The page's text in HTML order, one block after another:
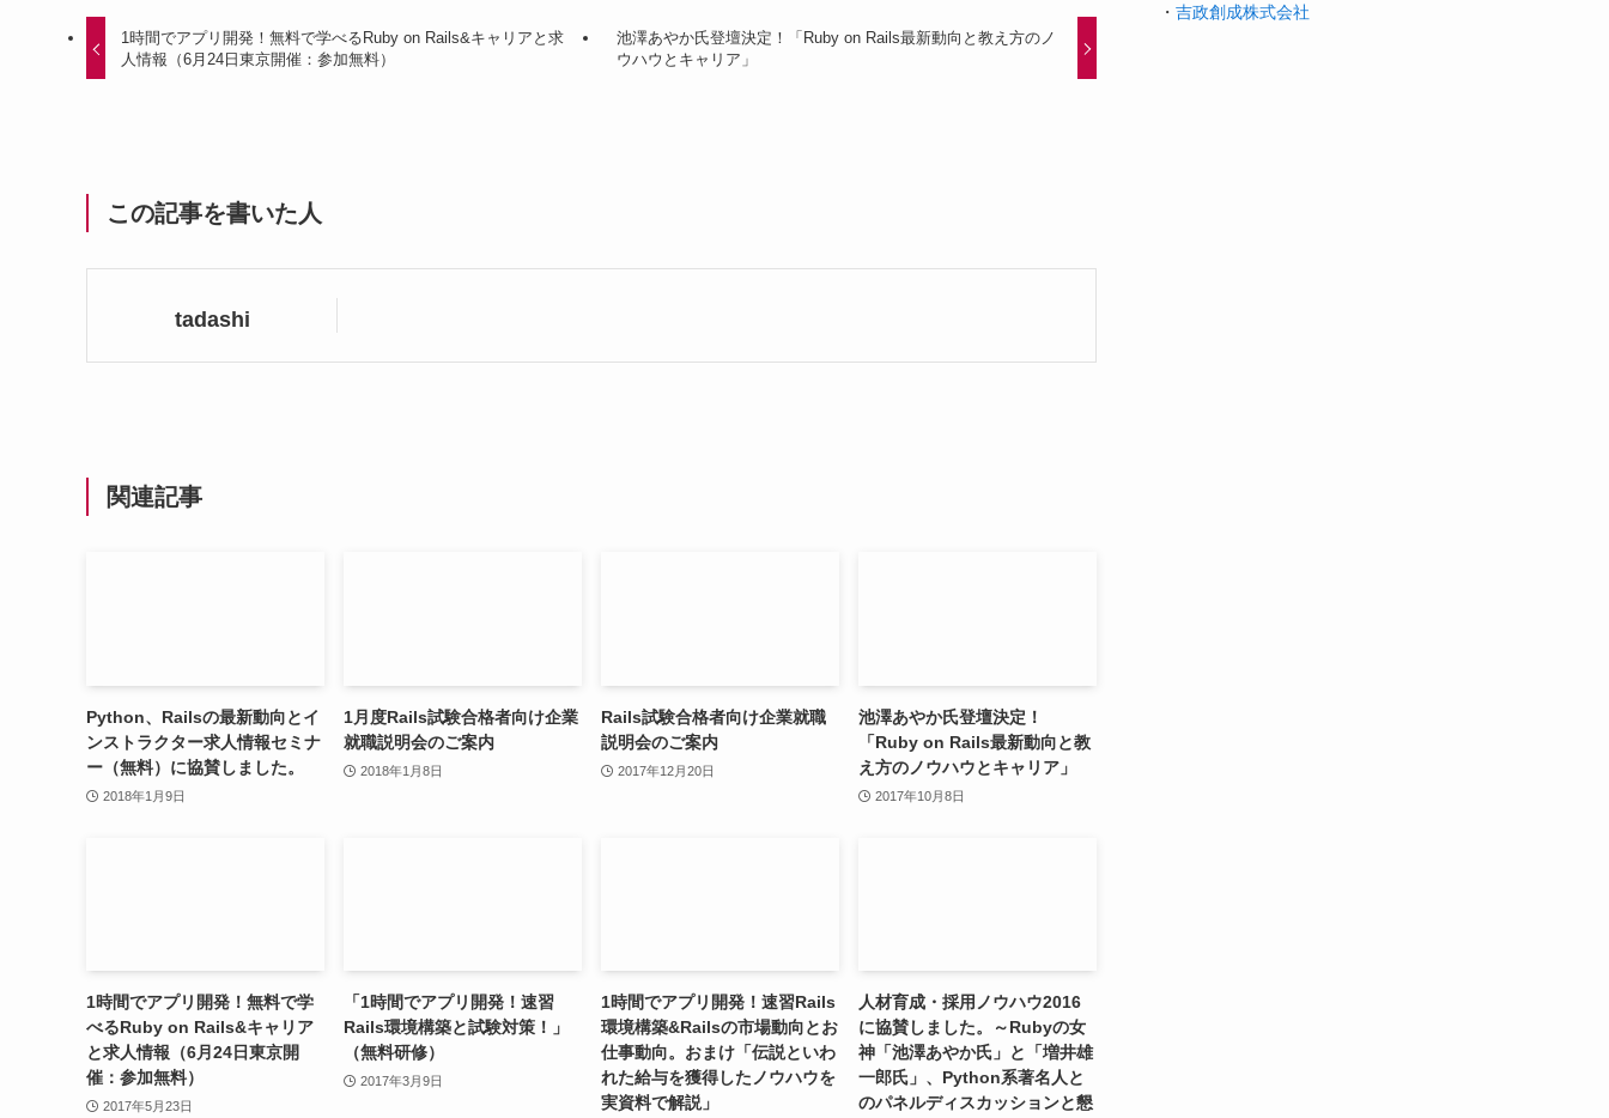
1時間でアプリ開発！無料で学べるRuby on Rails&キャリアと求
人情報（6月24日東京開催：参加無料）
池澤あやか氏登壇決定！「Ruby on Rails最新動向と教え方のノ
ウハウとキャリア」
この記事を書いた人
tadashi
関連記事
Python、Railsの最新動向とイ
ンストラクター求人情報セミナ
ー（無料）に協賛しました。
2018年1月9日
1月度Rails試験合格者向け企業
就職説明会のご案内
2018年1月8日
Rails試験合格者向け企業就職
説明会のご案内
2017年12月20日
池澤あやか氏登壇決定！
「Ruby on Rails最新動向と教
え方のノウハウとキャリア」
2017年10月8日
1時間でアプリ開発！無料で学
べるRuby on Rails&キャリア
と求人情報（6月24日東京開
催：参加無料）
2017年5月23日
「1時間でアプリ開発！速習
Rails環境構築と試験対策！」
（無料研修）
2017年3月9日
1時間でアプリ開発！速習Rails
環境構築&Railsの市場動向とお
仕事動向。おまけ「伝説といわ
れた給与を獲得したノウハウを
実資料で解説」
人材育成・採用ノウハウ2016
に協賛しました。～Rubyの女
神「池澤あやか氏」と「増井雄
一郎氏」、Python系著名人と
のパネルディスカッションと懇
・ 吉政創成株式会社